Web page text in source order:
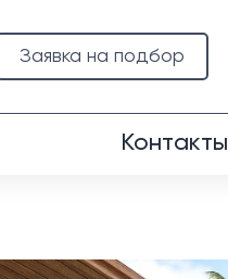
Заявка на подбор
Контакты